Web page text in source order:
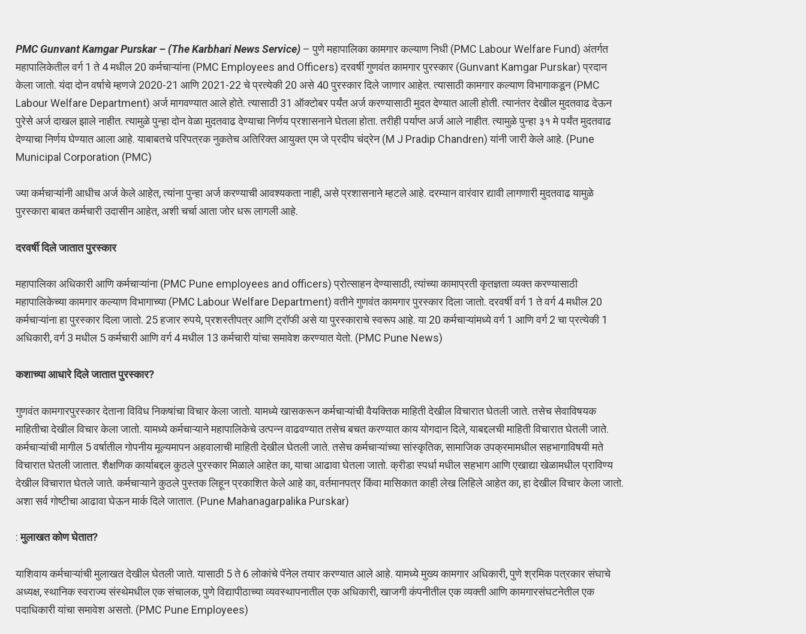
PMC Gunvant Kamgar Purskar – (The Karbhari News Service) – पुणे महापालिका कामगार कल्याण निधी (PMC Labour Welfare Fund) अंतर्गत
महापालिकेतील वर्ग 1 ते 4 मधील 20 कर्मचाऱ्यांना (PMC Employees and Officers) दरवर्षी गुणवंत कामगार पुरस्कार (Gunvant Kamgar Purskar) प्रदान
केला जातो. यंदा दोन वर्षाचे म्हणजे 2020-21 आणि 2021-22 चे प्रत्येकी 20 असे 40 पुरस्कार दिले जाणार आहेत. त्यासाठी कामगार कल्याण विभागाकडून (PMC
Labour Welfare Department) अर्ज मागवण्यात आले होते. त्यासाठी 31 ऑक्टोबर पर्यंत अर्ज करण्यासाठी मुदत देण्यात आली होती. त्यानंतर देखील मुदतवाढ देऊन
पुरेसे अर्ज दाखल झाले नाहीत. त्यामुळे पुन्हा दोन वेळा मुदतवाढ देण्याचा निर्णय प्रशासनाने घेतला होता. तरीही पर्याप्त अर्ज आले नाहीत. त्यामुळे पुन्हा ३१ मे पर्यंत मुदतवाढ
देण्याचा निर्णय घेण्यात आला आहे. याबाबतचे परिपत्रक नुकतेच अतिरिक्त आयुक्त एम जे प्रदीप चंद्रेन (M J Pradip Chandren) यांनी जारी केले आहे. (Pune
Municipal Corporation (PMC)
ज्या कर्मचाऱ्यांनी आधीच अर्ज केले आहेत, त्यांना पुन्हा अर्ज करण्याची आवश्यकता नाही, असे प्रशासनाने म्हटले आहे. दरम्यान वारंवार द्यावी लागणारी मुदतवाढ यामुळे
पुरस्कारा बाबत कर्मचारी उदासीन आहेत, अशी चर्चा आता जोर धरू लागली आहे.
दरवर्षी दिले जातात पुरस्कार
महापालिका अधिकारी आणि कर्मचाऱ्यांना (PMC Pune employees and officers) प्रोत्साहन देण्यासाठी, त्यांच्या कामाप्रती कृतज्ञता व्यक्त करण्यासाठी
महापालिकेच्या कामगार कल्याण विभागाच्या (PMC Labour Welfare Department) वतीने गुणवंत कामगार पुरस्कार दिला जातो. दरवर्षी वर्ग 1 ते वर्ग 4 मधील 20
कर्मचाऱ्यांना हा पुरस्कार दिला जातो. 25 हजार रुपये, प्रशस्तीपत्र आणि ट्रॉफी असे या पुरस्काराचे स्वरूप आहे. या 20 कर्मचाऱ्यांमध्ये वर्ग 1 आणि वर्ग 2 चा प्रत्येकी 1
अधिकारी, वर्ग 3 मधील 5 कर्मचारी आणि वर्ग 4 मधील 13 कर्मचारी यांचा समावेश करण्यात येतो. (PMC Pune News)
कशाच्या आधारे दिले जातात पुरस्कार?
गुणवंत कामगारपुरस्कार देताना विविध निकषांचा विचार केला जातो. यामध्ये खासकरून कर्मचाऱ्यांची वैयक्तिक माहिती देखील विचारात घेतली जाते. तसेच सेवाविषयक
माहितीचा देखील विचार केला जातो. यामध्ये कर्मचाऱ्याने महापालिकेचे उत्पन्न वाढवण्यात तसेच बचत करण्यात काय योगदान दिले, याबद्दलची माहिती विचारात घेतली जाते.
कर्मचाऱ्यांची मागील 5 वर्षातील गोपनीय मूल्यमापन अहवालाची माहिती देखील घेतली जाते. तसेच कर्मचाऱ्यांच्या सांस्कृतिक, सामाजिक उपक्रमामधील सहभागाविषयी मते
विचारात घेतली जातात. शैक्षणिक कार्याबद्दल कुठले पुरस्कार मिळाले आहेत का, याचा आढावा घेतला जातो. क्रीडा स्पर्धा मधील सहभाग आणि एखाद्या खेळामधील प्राविण्य
देखील विचारात घेतले जाते. कर्मचाऱ्याने कुठले पुस्तक लिहून प्रकाशित केले आहे का, वर्तमानपत्र किंवा मासिकात काही लेख लिहिले आहेत का, हा देखील विचार केला जातो.
अशा सर्व गोष्टीचा आढावा घेऊन मार्क दिले जातात. (Pune Mahanagarpalika Purskar)
:मुलाखत कोण घेतात?
याशिवाय कर्मचाऱ्यांची मुलाखत देखील घेतली जाते. यासाठी 5 ते 6 लोकांचे पॅनेल तयार करण्यात आले आहे. यामध्ये मुख्य कामगार अधिकारी, पुणे श्रमिक पत्रकार संघाचे
अध्यक्ष, स्थानिक स्वराज्य संस्थेमधील एक संचालक, पुणे विद्यापीठाच्या व्यवस्थापनातील एक अधिकारी, खाजगी कंपनीतील एक व्यक्ती आणि कामगारसंघटनेतील एक
पदाधिकारी यांचा समावेश असतो. (PMC Pune Employees)